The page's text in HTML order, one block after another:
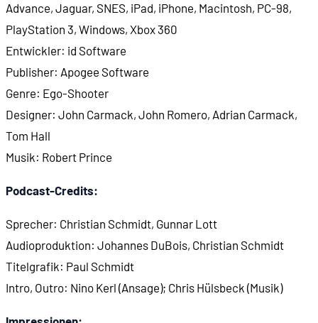
00:39:25 Limitierungen des Leveldesigns
00:43:00 Grüne Fässer!
00:43:16 Wenige Gegner, kurze Schusswechsel, schnelle
00:44:29 In der Not schlüft der BJ Blutlachen
00:48:34 Romeros Melvin-Comics
00:49:03 Romeros erstes Spiel: Scout Search
Advance, Jaguar, SNES, iPad, iPhone, Macintosh, PC-98,
PlayStation 3, Windows, Xbox 360
Entwickler: id Software
Publisher: Apogee Software
Genre: Ego-Shooter
Designer: John Carmack, John Romero, Adrian Carmack,
Tom Hall
Musik: Robert Prince
Podcast-Credits:
Sprecher: Christian Schmidt, Gunnar Lott
Audioproduktion: Johannes DuBois, Christian Schmidt
Titelgrafik: Paul Schmidt
Intro, Outro: Nino Kerl (Ansage); Chris Hülsbeck (Musik)